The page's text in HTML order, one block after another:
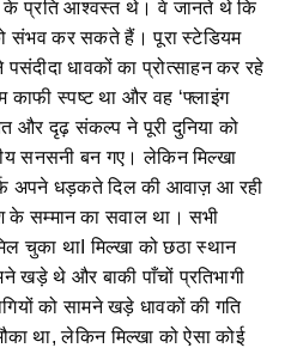
के प्रति आश्वस्त थे। वे जानते थे कि
संभव कर सकते हैं। पूरा स्टेडियम
धावकों का प्रोत्साहन कर रहे
स्पष्ट था और वह ‘फ्लाइंग
और दृढ़ संकल्प ने पूरी दुनिया को
सनसनी बन गए। लेकिन मिल्खा
अपने धड़कते दिल की आवाज़ आ रही
सम्मान का सवाल था। सभी
चुका थाI मिल्खा को छठा स्थान
खड़े थे और बाकी पाँचों प्रतिभागी
को सामने खड़े धावकों की गति
था, लेकिन मिल्खा को ऐसा कोई